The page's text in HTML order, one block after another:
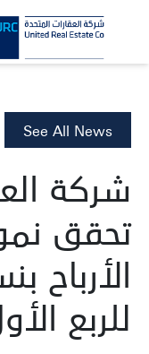
See All News
شركة
تحقق
للربع